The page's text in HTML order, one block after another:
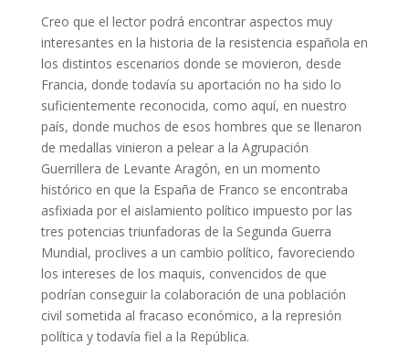
Creo que el lector podrá encontrar aspectos muy
interesantes en la historia de la resistencia española en
los distintos escenarios donde se movieron, desde
Francia, donde todavía su aportación no ha sido lo
suficientemente reconocida, como aquí, en nuestro
país, donde muchos de esos hombres que se llenaron
de medallas vinieron a pelear a la Agrupación
Guerrillera de Levante Aragón, en un momento
histórico en que la España de Franco se encontraba
asfixiada por el aislamiento político impuesto por las
tres potencias triunfadoras de la Segunda Guerra
Mundial, proclives a un cambio político, favoreciendo
los intereses de los maquis, convencidos de que
podrían conseguir la colaboración de una población
civil sometida al fracaso económico, a la represión
política y todavía fiel a la República.